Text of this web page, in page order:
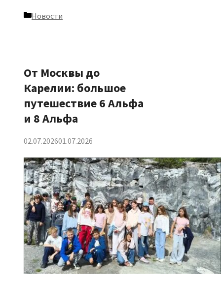
Рубрики
Новости
От Москвы до
Карелии: большое
путешествие 6 Альфа
и 8 Альфа
02.07.202601.07.2026